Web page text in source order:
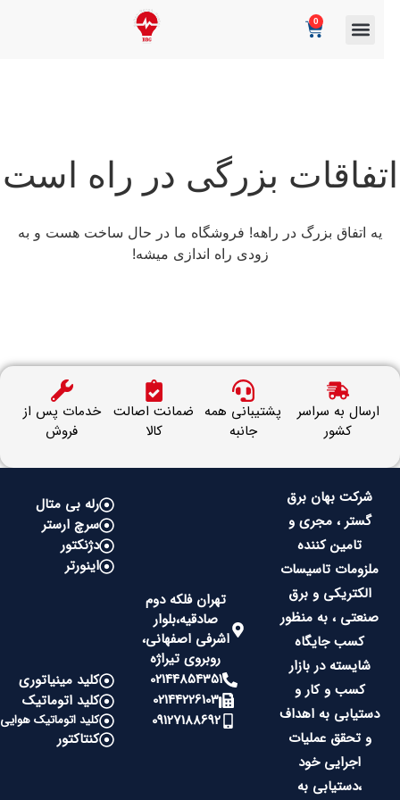
بزرگی در راه است
یه اتفاق بزرگ در راهه! فروشگاه ما در حال ساخت هست و به
زودی راه اندازی میشه!
ارسال به سراسر
کشور
پشتیبانی همه
جانبه
ضمانت اصالت
کالا
خدمات پس از
فروش
شرکت بهان برق
گستر ، مجری و
تامین کننده
ملزومات تاسیسات
الکتریکی و برق
صنعتی ، به منظور
کسب جایگاه
شایسته در بازار
کسب و کار و
دستیابی به اهداف
و تحقق عملیات
اجرایی خود
،دستیابی به
تهران فلکه دوم
صادقیه،بلوار
اشرفی اصفهانی،
روبروی تیراژه
02144854351
02144226103
09127188692
رله بی متال
سرچ ارستر
دژنکتور
اینورتر
کلید مینیاتوری
کلید اتوماتیک
کلید اتوماتیک هوایی
کنتاکتور